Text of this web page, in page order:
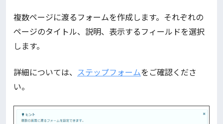
複数ページに渡るフォームを作成します。それぞれの
ページのタイトル、説明、表示するフィールドを選択
します。
詳細については、 ステップフォームをご確認くださ
い。